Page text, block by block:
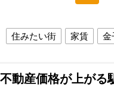
住みたい街 家賃 金
不動産価格が上が